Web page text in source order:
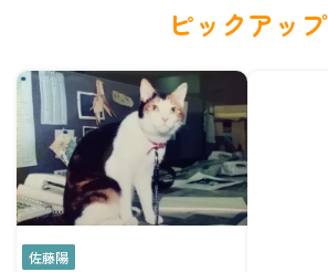
ピックアップ
佐藤陽